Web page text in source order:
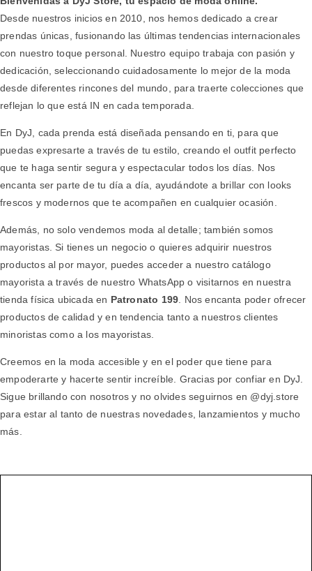
Desde nuestros inicios en 2010, nos hemos dedicado a crear
prendas únicas, fusionando las últimas tendencias internacionales
con nuestro toque personal. Nuestro equipo trabaja con pasión y
dedicación, seleccionando cuidadosamente lo mejor de la moda
desde diferentes rincones del mundo, para traerte colecciones que
reflejan lo que está IN en cada temporada.
En DyJ, cada prenda está diseñada pensando en ti, para que
puedas expresarte a través de tu estilo, creando el outfit perfecto
que te haga sentir segura y espectacular todos los días. Nos
encanta ser parte de tu día a día, ayudándote a brillar con looks
frescos y modernos que te acompañen en cualquier ocasión.
Además, no solo vendemos moda al detalle; también somos
mayoristas. Si tienes un negocio o quieres adquirir nuestros
productos al por mayor, puedes acceder a nuestro catálogo
mayorista a través de nuestro WhatsApp o visitarnos en nuestra
tienda física ubicada en Patronato 199 . Nos encanta poder ofrecer
productos de calidad y en tendencia tanto a nuestros clientes
minoristas como a los mayoristas.
Creemos en la moda accesible y en el poder que tiene para
empoderarte y hacerte sentir increíble. Gracias por confiar en DyJ.
Sigue brillando con nosotros y no olvides seguirnos en @dyj.store
para estar al tanto de nuestras novedades, lanzamientos y mucho
más.